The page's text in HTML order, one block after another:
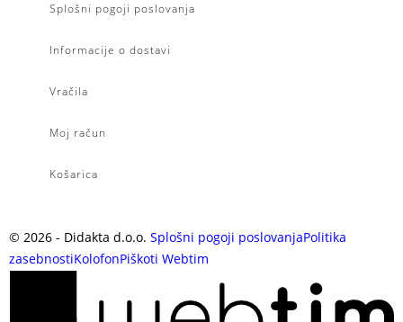
Splošni pogoji poslovanja
Informacije o dostavi
Vračila
Moj račun
Košarica
© 2026 - Didakta d.o.o. Splošni pogoji poslovanjaPolitika
zasebnostiKolofonPiškoti Webtim